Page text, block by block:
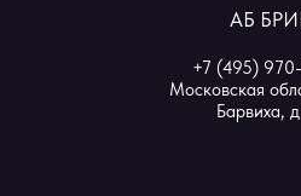
АБ
+7 (495)
Московская
Барвиха,